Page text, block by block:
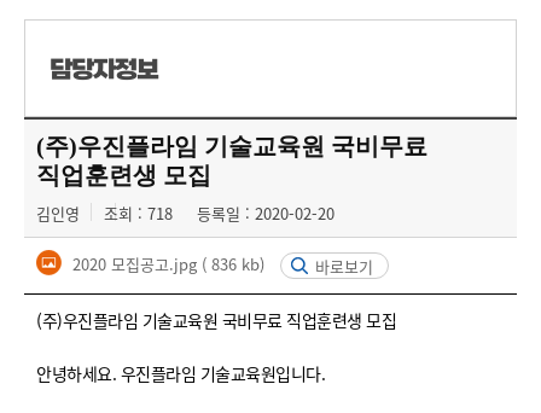
담당자정보
(주)우진플라임 기술교육원 국비무료
직업훈련생 모집
김인영 조회 : 718 등록일 : 2020-02-20
2020 모집공고.jpg ( 836 kb) 바로보기
(주)우진플라임 기술교육원 국비무료 직업훈련생 모집
안녕하세요. 우진플라임 기술교육원입니다.